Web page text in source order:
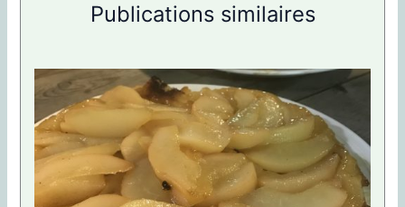
Publications similaires